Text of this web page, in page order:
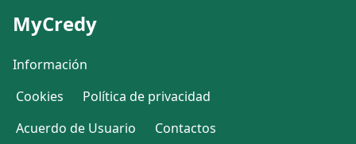
MyCredy
Información
Cookies
Política de privacidad
Acuerdo de Usuario
Contactos